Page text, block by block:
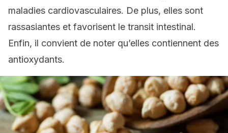
maladies cardiovasculaires. De plus, elles sont
rassasiantes et favorisent le transit intestinal.
Enfin, il convient de noter qu’elles contiennent des
antioxydants.